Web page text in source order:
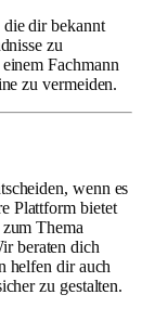
dir bekannt
zu
Fachmann
zu vermeiden.
wenn es
Plattform bietet
Thema
beraten dich
helfen dir auch
zu gestalten.